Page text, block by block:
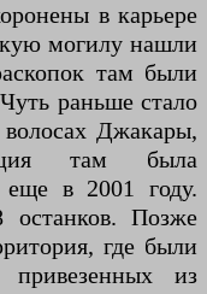
в карьере
могилу нашли
там были
раньше стало
Джакары,
там была
еще в 2001 году.
Позже
где были
привезенных из